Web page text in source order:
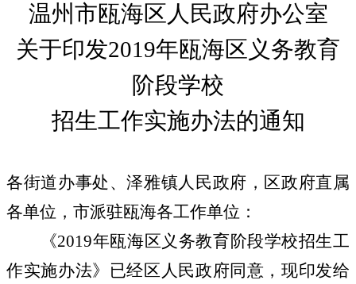
温州市瓯海区人民政府办公室
关于印发2019年瓯海区义务教育
阶段学校
招生工作实施办法的通知
各街道办事处、泽雅镇人民政府，区政府直属
各单位，市派驻瓯海各工作单位：
《2019年瓯海区义务教育阶段学校招生工
作实施办法》已经区人民政府同意，现印发给